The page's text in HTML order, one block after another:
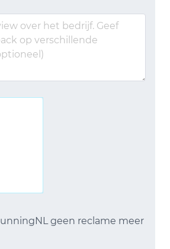
geen reclame meer